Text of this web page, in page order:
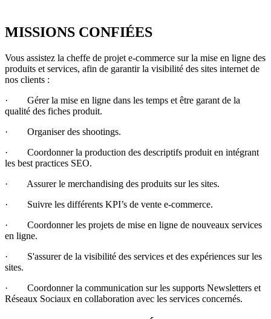
MISSIONS CONFIÉES
Vous assistez la cheffe de projet e-commerce sur la mise en ligne des
produits et services, afin de garantir la visibilité des sites internet de
nos clients :
· Gérer la mise en ligne dans les temps et être garant de la
qualité des fiches produit.
· Organiser des shootings.
· Coordonner la production des descriptifs produit en intégrant
les best practices SEO.
· Assurer le merchandising des produits sur les sites.
· Suivre les différents KPI’s de vente e-commerce.
· Coordonner les projets de mise en ligne de nouveaux services
en ligne.
· S'assurer de la visibilité des services et des expériences sur les
sites.
· Coordonner la communication sur les supports Newsletters et
Réseaux Sociaux en collaboration avec les services concernés.